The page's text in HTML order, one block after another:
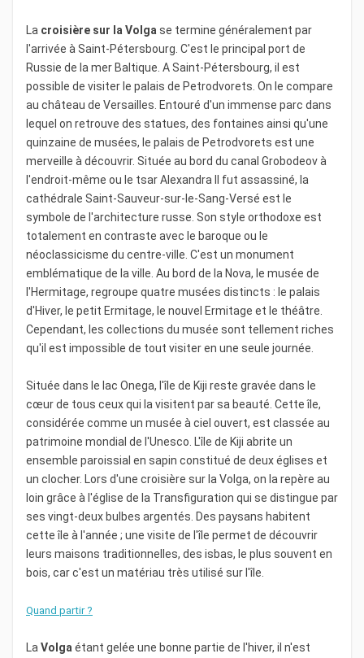
La croisière sur la Volga se termine généralement par
l'arrivée à Saint-Pétersbourg. C'est le principal port de
Russie de la mer Baltique. A Saint-Pétersbourg, il est
possible de visiter le palais de Petrodvorets. On le compare
au château de Versailles. Entouré d'un immense parc dans
lequel on retrouve des statues, des fontaines ainsi qu'une
quinzaine de musées, le palais de Petrodvorets est une
merveille à découvrir. Située au bord du canal Grobodeov à
l'endroit-même ou le tsar Alexandra II fut assassiné, la
cathédrale Saint-Sauveur-sur-le-Sang-Versé est le
symbole de l'architecture russe. Son style orthodoxe est
totalement en contraste avec le baroque ou le
néoclassicisme du centre-ville. C'est un monument
emblématique de la ville. Au bord de la Nova, le musée de
l'Hermitage, regroupe quatre musées distincts : le palais
d'Hiver, le petit Ermitage, le nouvel Ermitage et le théâtre.
Cependant, les collections du musée sont tellement riches
qu'il est impossible de tout visiter en une seule journée.
Située dans le lac Onega, l'île de Kiji reste gravée dans le
cœur de tous ceux qui la visitent par sa beauté. Cette île,
considérée comme un musée à ciel ouvert, est classée au
patrimoine mondial de l'Unesco. L'île de Kiji abrite un
ensemble paroissial en sapin constitué de deux églises et
un clocher. Lors d'une croisière sur la Volga, on la repère au
loin grâce à l'église de la Transfiguration qui se distingue par
ses vingt-deux bulbes argentés. Des paysans habitent
cette île à l'année ; une visite de l'île permet de découvrir
leurs maisons traditionnelles, des isbas, le plus souvent en
bois, car c'est un matériau très utilisé sur l'île.
Quand partir ?
La Volga étant gelée une bonne partie de l'hiver, il n'est